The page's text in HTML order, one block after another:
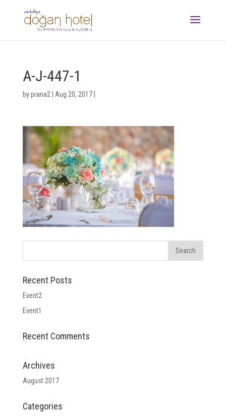
A-J-447-1
byprana2 Aug 20, 2017|
Recent Posts
Event2
Event1
Recent Comments
Archives
August 2017
Categories